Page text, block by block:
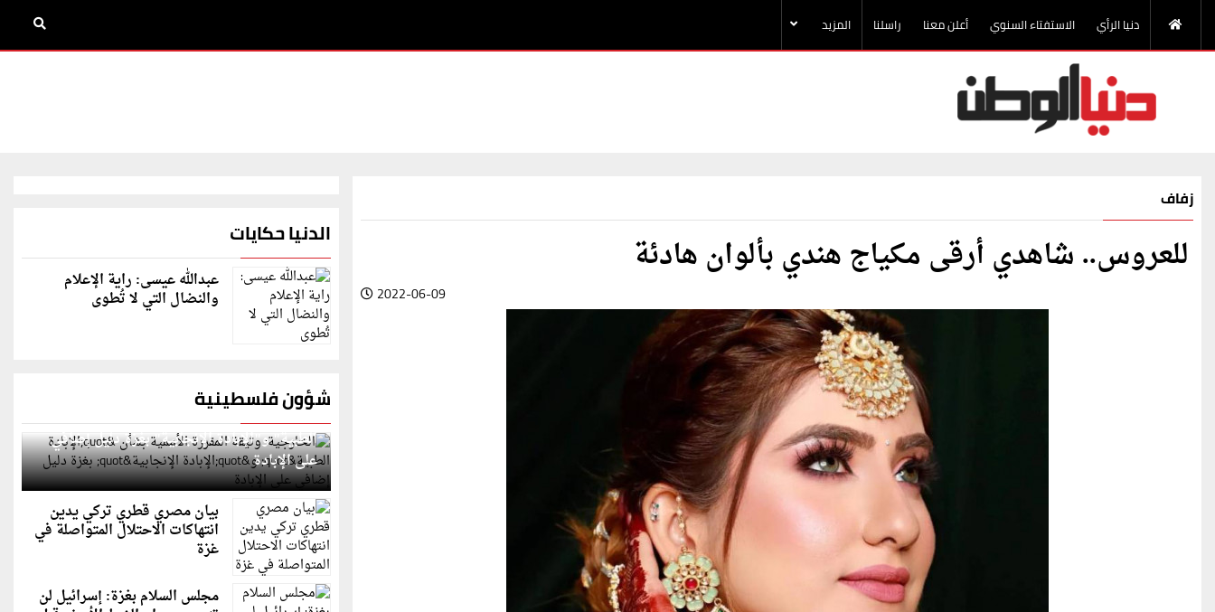
دنيا الرأي الاستفتاء السنوي أعلن معنا راسلنا المزيد
زفاف
للعروس.. شاهدي أرقى مكياج هندي بألوان هادئة
2022-06-09
الدنيا حكايات
عبدالله عيسى: راية الإعلام
والنضال التي لا تُطوى
شؤون فلسطينية
الخارجية: وثيقة المقررة الأممية بشأن "الإبادة
الطبية" و"الإبادة الإنجابية" بغزة دليل إضافي
على الإبادة
بيان مصري قطري تركي يدين
انتهاكات الاحتلال المتواصلة في
غزة
مجلس السلام بغزة: إسرائيل لن